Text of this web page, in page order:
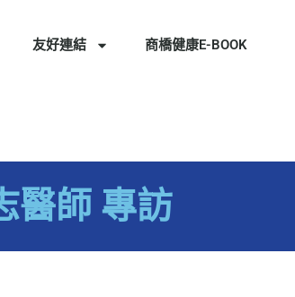
友好連結 商橋健康E-BOOK
醫師 專訪